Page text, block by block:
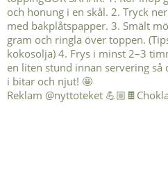
Reklam @nyttoteket